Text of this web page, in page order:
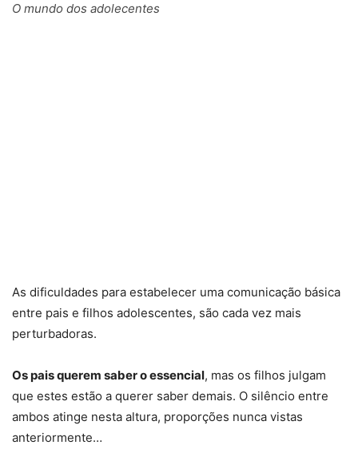
O mundo dos adolecentes
As dificuldades para estabelecer uma comunicação básica
entre pais e filhos adolescentes, são cada vez mais
perturbadoras.
Os pais querem saber o essencial, mas os filhos julgam
que estes estão a querer saber demais. O silêncio entre
ambos atinge nesta altura, proporções nunca vistas
anteriormente…